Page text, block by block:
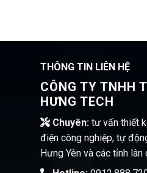
THÔNG TIN LIÊN HỆ
CÔNG TY TNHH
HƯNG TECH
Chuyên:tư vấn thiết
điện công nghiệp, tự
Hưng Yên và các tỉnh lân